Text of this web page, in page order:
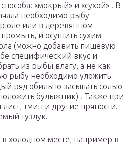
«мокрый» и «сухой» . В
необходимо рыбу
или в деревянном
и осушить сухим
(можно добавить пищевую
специфический вкус и
из рыбы влагу, а не как
рыбу необходимо уложить
ряд обильно засыпать солью
булыжник) . Также при
тмин и другие пряности.
тузлук.
холодном месте, например в